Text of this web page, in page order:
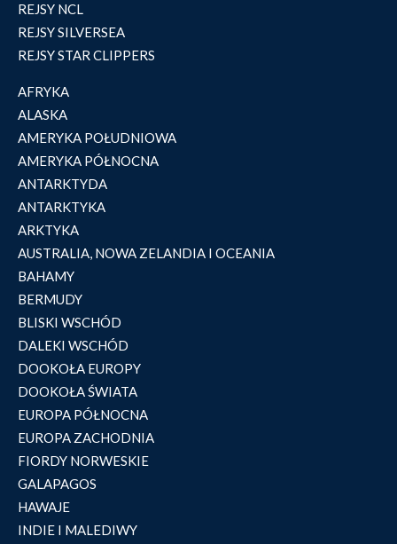
REJSY NCL
REJSY SILVERSEA
REJSY STAR CLIPPERS
AFRYKA
ALASKA
AMERYKA POŁUDNIOWA
AMERYKA PÓŁNOCNA
ANTARKTYDA
ANTARKTYKA
ARKTYKA
AUSTRALIA, NOWA ZELANDIA I OCEANIA
BAHAMY
BERMUDY
BLISKI WSCHÓD
DALEKI WSCHÓD
DOOKOŁA EUROPY
DOOKOŁA ŚWIATA
EUROPA PÓŁNOCNA
EUROPA ZACHODNIA
FIORDY NORWESKIE
GALAPAGOS
HAWAJE
INDIE I MALEDIWY